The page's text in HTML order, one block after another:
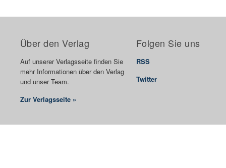
Über den Verlag
Auf unserer Verlagsseite finden Sie
mehr Informationen über den Verlag
und unser Team.
Zur Verlagsseite »
Folgen Sie uns
RSS
Twitter